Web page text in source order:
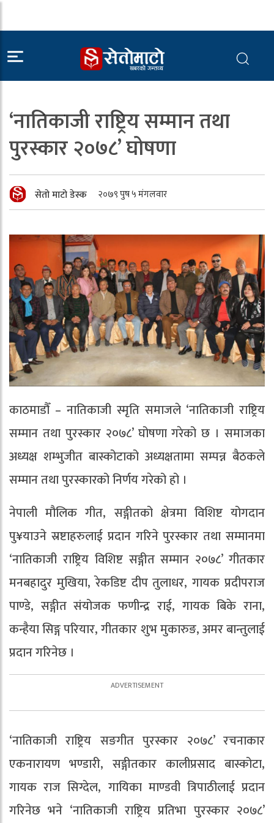
‘नातिकाजी राष्ट्रिय सम्मान तथा
पुरस्कार २०७८’ घोषणा
सेतो माटो डेस्क २०७९ पुष ५ मंगलवार
काठमाडौँ – नातिकाजी स्मृति समाजले ‘नातिकाजी राष्ट्रिय
सम्मान तथा पुरस्कार २०७८’ घोषणा गरेको छ । समाजका
अध्यक्ष शम्भुजीत बास्कोटाको अध्यक्षतामा सम्पन्न बैठकले
सम्मान तथा पुरस्कारको निर्णय गरेको हो ।
नेपाली मौलिक गीत, सङ्गीतको क्षेत्रमा विशिष्ट योगदान
पु¥याउने स्रष्टाहरुलाई प्रदान गरिने पुरस्कार तथा सम्मानमा
‘नातिकाजी राष्ट्रिय विशिष्ट सङ्गीत सम्मान २०७८’ गीतकार
मनबहादुर मुखिया, रेकडिष्ट दीप तुलाधर, गायक प्रदीपराज
पाण्डे, सङ्गीत संयोजक फणीन्द्र राई, गायक बिके राना,
कन्हैया सिङ्ग परियार, गीतकार शुभ मुकारुङ, अमर बान्तुलाई
प्रदान गरिनेछ ।
‘नातिकाजी राष्ट्रिय सङगीत पुरस्कार २०७८’ रचनाकार
एकनारायण भण्डारी, सङ्गीतकार कालीप्रसाद बास्कोटा,
गायक राज सिग्देल, गायिका माण्डवी त्रिपाठीलाई प्रदान
गरिनेछ भने ‘नातिकाजी राष्ट्रिय प्रतिभा पुरस्कार २०७८’